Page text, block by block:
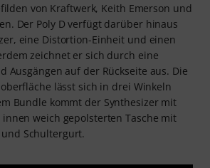
von Kraftwerk, Keith Emerson und
Der Poly D verfügt darüber hinaus
eine Distortion-Einheit und einen
zeichnet er sich durch eine
Ausgängen auf der Rückseite aus. Die
lässt sich in drei Winkeln
Bundle kommt der Synthesizer mit
weich gepolsterten Tasche mit
Schultergurt.